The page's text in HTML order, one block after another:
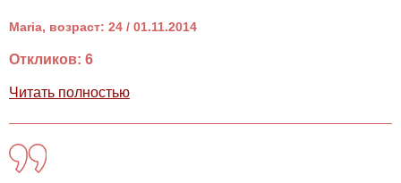
Мaria, возраст: 24 / 01.11.2014
Откликов: 6
Читать полностью